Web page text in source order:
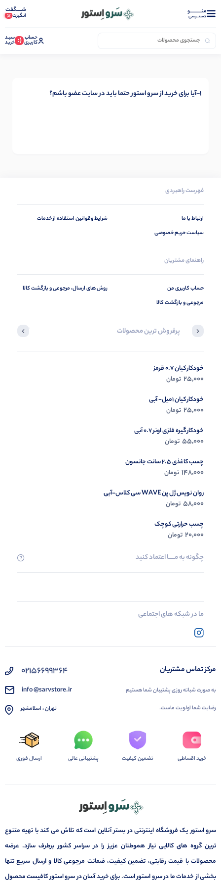
منــــــــــــو
دستــرسی
شـــــگفت
انگیزت
حساب
کاربری (: سبـد
خرید
1-آیا برای خرید از سرو استور حتما باید در سایت عضو باشم؟
فهرست راهبردی
ارتباط با ما
سیاست حریم خصوصی
شرایط وقوانین استفاده از خدمات
راهنمای مشتریان
حساب کاربری من
مرجوعی و بازگشت کالا
روش های ارسال، مرجوعی و بازگشت کالا
پرفروش ترین محصولات آخرین
خودکار کیان 0.7 قرمز
25,000 تومان
خودکار کیان 1میل- آبی
25,000 تومان
خودکار گیره فلزی اونر 0.7 آبی
55,000 تومان
چسب کاغذی 2.5 سانت جانسون
148,000 تومان
روان نویس ژل پن WAVE سی کلاس-آبی
58,000 تومان
چسب حرارتی کوچک
20,000 تومان
چگونه به مــــــا اعتماد کنید
ما در شبکه های اجتماعی
مرکز تماس مشتریان
به صورت شبانه روزی پشتیبان شما هستیم
رضایت شما اولویت ماست.
02156699364
info @sarvstore.ir
تهران ، اسلامشهر
خرید اقساطی تضمین کیفیت پشتیبانی عالی ارسال فوری
سرو استور یک فروشگاه اینترنتی در بستر آنلاین است که تلاش می کند با تهیه متنوع
ترین گروه های کالایی نیاز هموطنان عزیز را در سراسر کشور برطرف سازد. عرضه
محصولات با قیمت رقابتی، تضمین کیفیت، ضمانت مرجوعی کالا و ارسال سریع تنها
بخشی از خدمات ما در سرو استور است. برای خرید آسان در سرو استور کافیست محصول